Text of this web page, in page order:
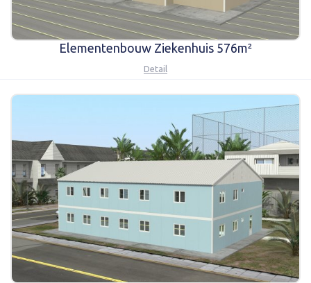
Karmod Հայաստան Karmod Shqipëri
Karmod Magyarország Karmod United Kingdom
Karmod Canada
Karmod Schweiz
Elementenbouw Ziekenhuis 576m²
Detail